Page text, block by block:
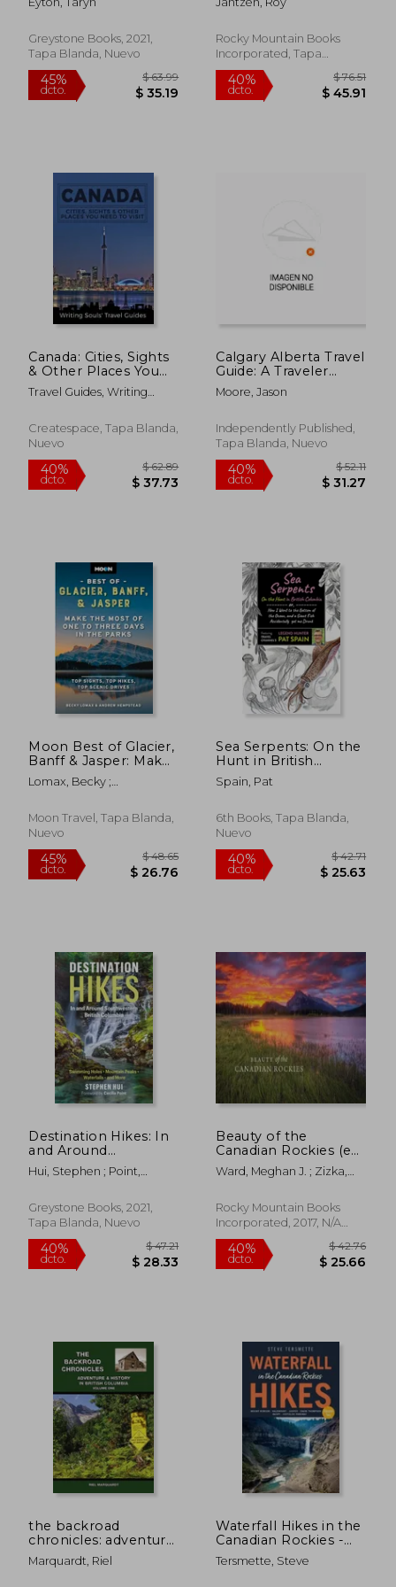
40% $ 65.26 40%
Essential Guide to
Trips (en Inglés)
Greystone Books, 2021,
Tapa Blanda, Nuevo
45%
dcto. $ 35.19
Multi-Day Trips from
Viewing (en Inglés)
Rocky Mountain Books
Incorporated, Tapa
Blanda, Nuevo
40%
dcto. $
Canada: Cities, Sights
& Other Places You
Need To Visit (en
Inglés)
Travel Guides, Writing
Createspace, Tapa Blanda,
Nuevo
40%
dcto. $ 37.73
Calgary Alberta Travel
Guide: A Traveler
Guide to the Heart of
Alberta (en Inglés)
Moore, Jason
Independently Published,
Tapa Blanda, Nuevo
40%
dcto.
Moon Best of Glacier,
Banff & Jasper: Make
the Most of One to
Three Days in the
Lomax, Becky ;
Moon Travel Guides
Moon Travel, Tapa Blanda,
Nuevo
Sea Serpents: On the
Hunt in British
Columbia: Or, How I
Went to the Bottom
Giant Fish
Accidentally Got Me
Spain, Pat
6th Books, Tapa Blanda,
Nuevo
Destination Hikes: In
and Around
Southwestern British
Columbia (en Inglés)
Hui, Stephen ; Point,
Greystone Books, 2021,
Tapa Blanda, Nuevo
Beauty of the
Canadian Rockies (en
Inglés)
Ward, Meghan J. ; Zizka,
Rocky Mountain Books
Incorporated, 2017, N/A
Edición, Tapa Blanda,
Nuevo
the backroad
chronicles: adventure
& history in british
columbia volume
Marquardt, Riel
Waterfall Hikes in the
Canadian Rockies -
Volume 2: Mount
Robson, Jasper,
Tersmette, Steve